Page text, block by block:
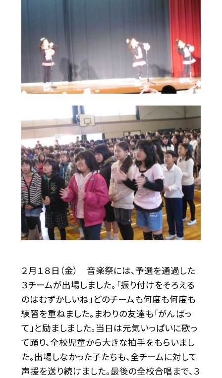
２月１８日（金） 音楽祭には、予選を通過した
３チームが出場しました。「振り付けをそろえる
のはむずかしいね」どのチームも何度も何度も
練習を重ねました。まわりの友達も「がんばっ
て」と励ましました。当日は元気いっぱいに歌っ
て踊り、全校児童から大きな拍手をもらいまし
た。出場しなかった子たちも、全チームに対して
声援を送り続けました。最後の全校合唱まで、３